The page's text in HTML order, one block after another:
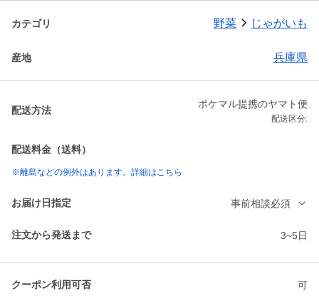
カテゴリ 野菜 じゃがいも
産地 兵庫県
配送方法
ポケマル提携のヤマト便
配送区分:
配送料金（送料）
※離島などの例外はあります。詳細はこちら
お届け日指定 事前相談必須
注文から発送まで 3~5日
クーポン利用可否 可